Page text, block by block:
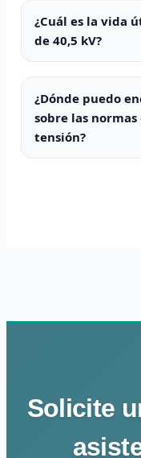
¿Cuál es la vida
de 40,5 kV?
¿Dónde puedo
sobre las
tensión?
Solicite